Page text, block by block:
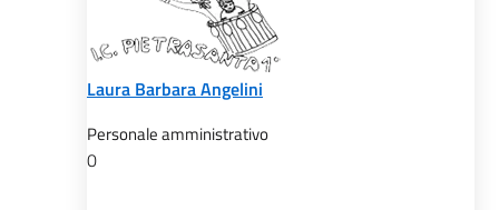
Laura Barbara Angelini
Personale amministrativo
0